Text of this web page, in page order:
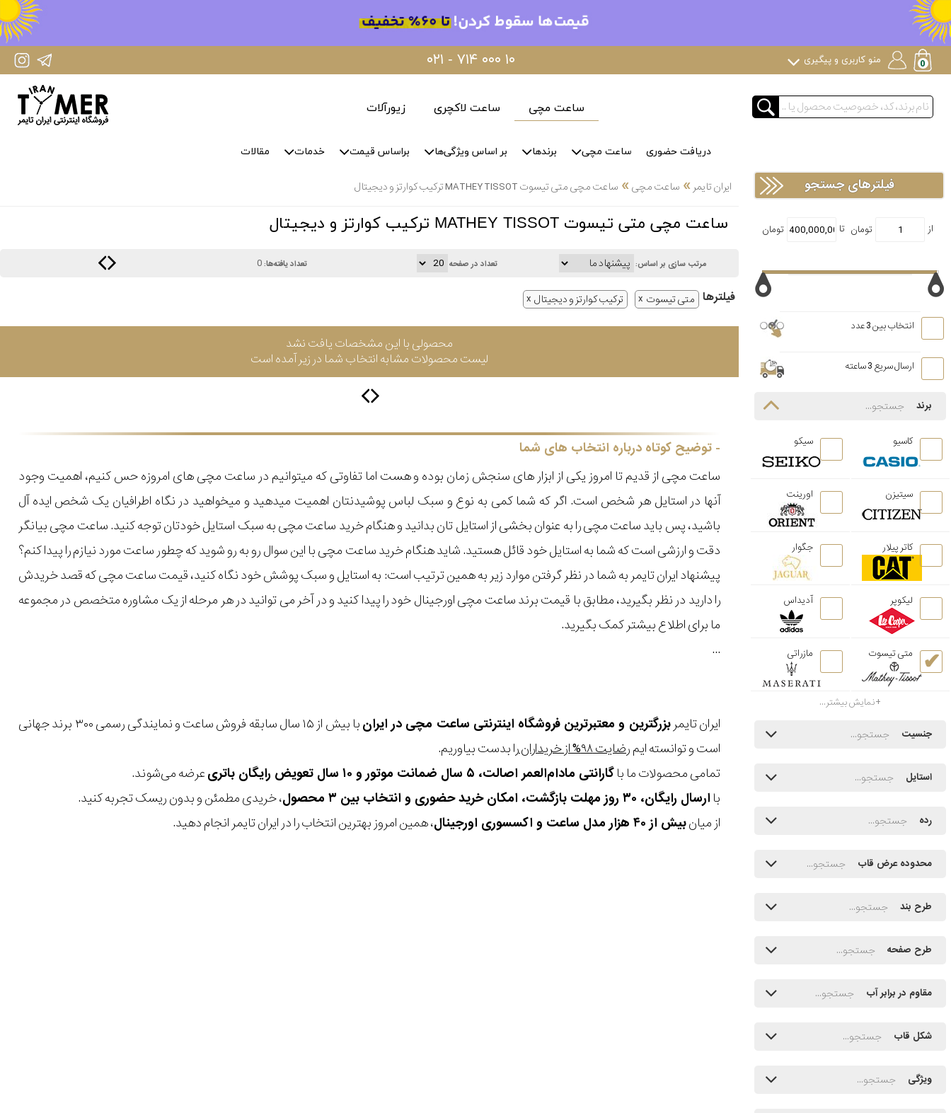
IranTimer Instagram Page ۰۲۱ - ۷۱۴ ۰۰۰ ۱۰ منو کاربری و پیگیری
ساعت مچی ساعت لاکچری زیورآلات
دریافت حضوری ساعت مچی برندها بر اساس ویژگی‌ها براساس قیمت خدمات مقالات
ایران تایمر » ساعت مچی» ساعت مچی متی تیسوت MATHEY TISSOT ترکیب کوارتز و دیجیتال
ساعت مچی متی تیسوت MATHEY TISSOT ترکیب کوارتز و دیجیتال
مرتب سازی بر اساس: تعداد در صفحه تعداد یافته‌ها:0
فیلتر‌ها متی تیسوت ترکیب کوارتز و دیجیتال
محصولی با این مشخصات یافت نشد
لیست محصولات مشابه انتخاب شما در زیر آمده است
توضیح کوتاه درباره انتخاب های شما
ساعت مچی از قدیم تا امروز یکی از ابزار های سنجش زمان بوده و هست اما تفاوتی که میتوانیم در ساعت مچی های امروزه حس کنیم، اهمیت وجود
آنها در استایل هر شخص است. اگر که شما کمی به نوع و سبک لباس پوشیدنتان اهمیت میدهید و میخواهید در نگاه اطرافیان یک شخص ایده آل
باشید، پس باید ساعت مچی را به عنوان بخشی از استایل تان بدانید و هنگام خرید ساعت مچی به سبک استایل خودتان توجه کنید. ساعت مچی بیانگر
دقت و ارزشی است که شما به استایل خود قائل هستید. شاید هنگام خرید ساعت مچی با این سوال رو به رو شوید که چطور ساعت مورد نیازم را پیدا کنم؟
پیشنهاد ایران تایمر به شما در نظر گرفتن موارد زیر به همین ترتیب است: به استایل و سبک پوشش خود نگاه کنید، قیمت ساعت مچی که قصد خریدش
را دارید در نظر بگیرید، مطابق با قیمت برند ساعت مچی اورجینال خود را پیدا کنید و در آخر می توانید در هر مرحله از یک مشاوره متخصص در مجموعه
ما برای اطلاع بیشتر کمک بگیرید.
...
ایران تایمربزرگترین و معتبرترین فروشگاه اینترنتی ساعت مچی در ایران
با بیش از ۱۵ سال سابقه فروش ساعت و نمایندگی رسمی ۳۰۰ برند جهانی
است و توانسته ایمرضایت ۹۸% از خریداران
را بدست بیاوریم.
تمامی محصولات ما باگارانتی مادام‌العمر اصالت، ۵ سال ضمانت موتور و ۱۰ سال تعویض رایگان باتری
عرضه می‌شوند.
باارسال رایگان، ۳۰ روز مهلت بازگشت، امکان خرید حضوری و انتخاب بین ۳ محصول
، خریدی مطمئن و بدون ریسک تجربه کنید.
از میانبیش از ۴۰ هزار مدل ساعت و اکسسوری اورجینال ، همین امروز بهترین انتخاب را در ایران تایمر انجام دهید.
فیلترهای جستجو
انتخاب بین 3 عدد
ارسال سریع 3 ساعته
برند
کاسیو سیکو
سیتیزن اورینت
کاتر پیلار جگوار
لیکوپر آدیداس
متی تیسوت مازراتی
نمایش بیشتر...
جنسیت
استایل
رده
محدوده عرض قاب
طرح بند
طرح صفحه
مقاوم در برابر آب
شکل قاب
ویژگی